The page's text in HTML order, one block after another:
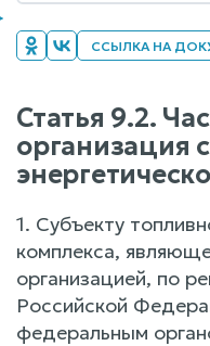
ССЫЛКА НА
Статья 9.2.
организация
1. Субъекту
комплекса,
организацией, по
Российской
федеральным